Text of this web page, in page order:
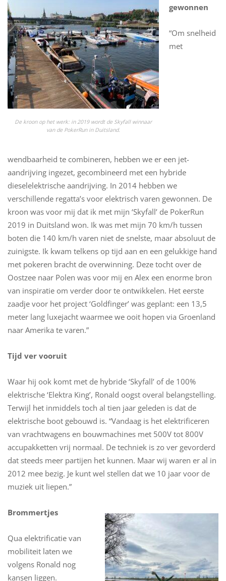
De kroon op het werk: in 2019 wordt de Skyfall winnaar
van de PokerRun in Duitsland.
gewonnen
“Om snelheid
met
wendbaarheid te combineren, hebben we er een jet-
aandrijving ingezet, gecombineerd met een hybride
dieselelektrische aandrijving. In 2014 hebben we
verschillende regatta’s voor elektrisch varen gewonnen. De
kroon was voor mij dat ik met mijn ‘Skyfall’ de PokerRun
2019 in Duitsland won. Ik was met mijn 70 km/h tussen
boten die 140 km/h varen niet de snelste, maar absoluut de
zuinigste. Ik kwam telkens op tijd aan en een gelukkige hand
met pokeren bracht de overwinning. Deze tocht over de
Oostzee naar Polen was voor mij en Alex een enorme bron
van inspiratie om verder door te ontwikkelen. Het eerste
zaadje voor het project ‘Goldfinger’ was geplant: een 13,5
meter lang luxejacht waarmee we ooit hopen via Groenland
naar Amerika te varen.”
Tijd ver vooruit
Waar hij ook komt met de hybride ‘Skyfall’ of de 100%
elektrische ‘Elektra King’, Ronald oogst overal belangstelling.
Terwijl het inmiddels toch al tien jaar geleden is dat de
elektrische boot gebouwd is. “Vandaag is het elektrificeren
van vrachtwagens en bouwmachines met 500V tot 800V
accupakketten vrij normaal. De techniek is zo ver gevorderd
dat steeds meer partijen het kunnen. Maar wij waren er al in
2012 mee bezig. Je kunt wel stellen dat we 10 jaar voor de
muziek uit liepen.”
Brommertjes
Qua elektrificatie van
mobiliteit laten we
volgens Ronald nog
kansen liggen.